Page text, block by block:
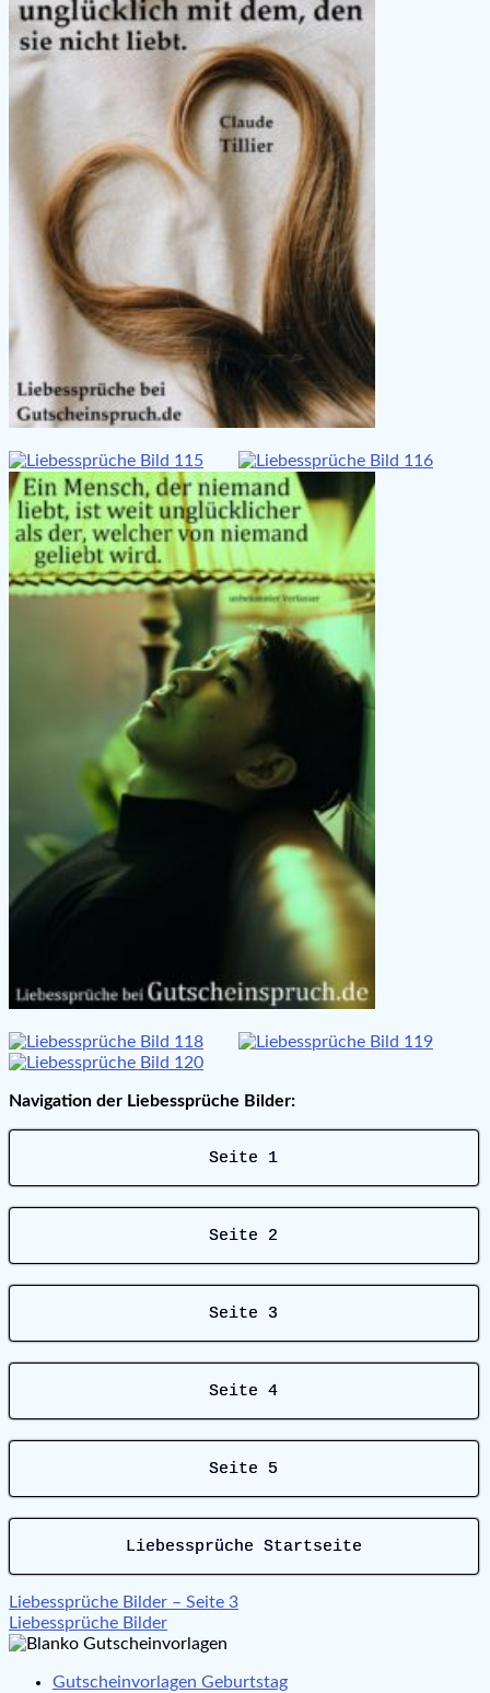
Navigation der Liebessprüche Bilder:
Seite 1
Seite 2
Seite 3
Seite 4
Seite 5
Liebessprüche Startseite
Beitragsnavigation
Liebessprüche Bilder – Seite 3
Liebessprüche Bilder
Gutscheinvorlagen Geburtstag